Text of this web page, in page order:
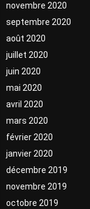
novembre 2020
septembre 2020
août 2020
juillet 2020
juin 2020
mai 2020
avril 2020
mars 2020
février 2020
janvier 2020
décembre 2019
novembre 2019
octobre 2019